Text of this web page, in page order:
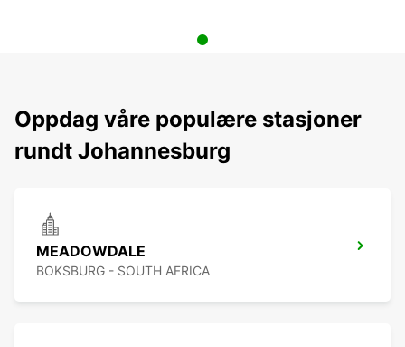
Oppdag våre populære stasjoner
rundt Johannesburg
MEADOWDALE
BOKSBURG - SOUTH AFRICA